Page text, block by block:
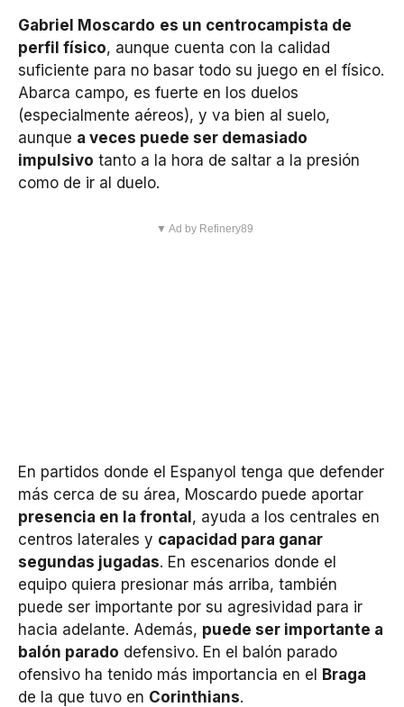
Gabriel Moscardo es un centrocampista de
perfil físico, aunque cuenta con la calidad
suficiente para no basar todo su juego en el físico.
Abarca campo, es fuerte en los duelos
(especialmente aéreos), y va bien al suelo,
aunque a veces puede ser demasiado
impulsivo tanto a la hora de saltar a la presión
como de ir al duelo.
▼ Ad by Refinery89
En partidos donde el Espanyol tenga que defender
más cerca de su área, Moscardo puede aportar
presencia en la frontal, ayuda a los centrales en
centros laterales y capacidad para ganar
segundas jugadas. En escenarios donde el
equipo quiera presionar más arriba, también
puede ser importante por su agresividad para ir
hacia adelante. Además, puede ser importante a
balón parado defensivo. En el balón parado
ofensivo ha tenido más importancia en el Braga
de la que tuvo en Corinthians.